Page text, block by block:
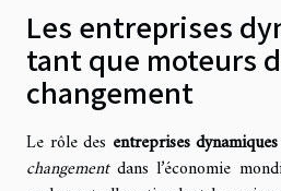
Les entreprises
tant que moteurs
changement
Le rôle des entreprises dynamiques
changementdans l’économie